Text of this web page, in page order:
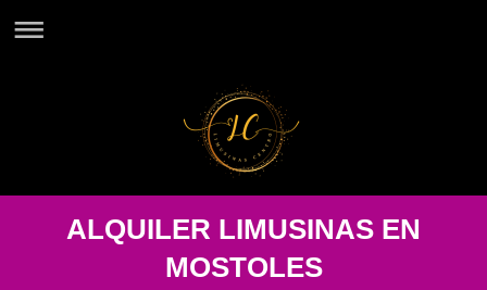
ALQUILER LIMUSINAS EN
MOSTOLES